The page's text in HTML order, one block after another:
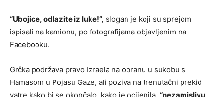
“Ubojice, odlazite iz luke!”, slogan je koji su sprejom
ispisali na kamionu, po fotografijama objavljenim na
Facebooku.
Grčka podržava pravo Izraela na obranu u sukobu s
Hamasom u Pojasu Gaze, ali poziva na trenutačni prekid
vatre kako bi se okončalo, kako je ocijenila, “nezamislivu